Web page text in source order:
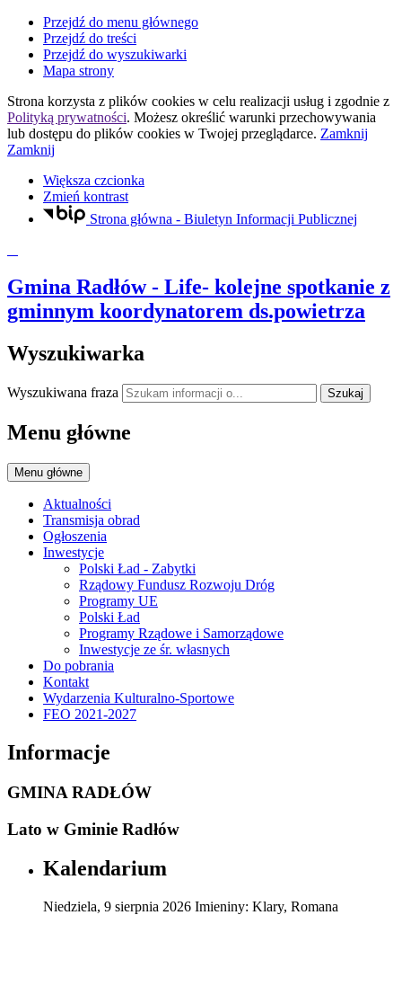
Przejdź do menu głównego
Przejdź do treści
Przejdź do wyszukiwarki
Mapa strony
Strona korzysta z plików cookies w celu realizacji usług i zgodnie z
Polityką prywatności. Możesz określić warunki przechowywania
lub dostępu do plików cookies w Twojej przeglądarce. Zamknij
Zamknij
Większa czcionka
Zmień kontrast
Strona główna - Biuletyn Informacji Publicznej
Gmina Radłów- Life- kolejne spotkanie z
gminnym koordynatorem ds.powietrza
Wyszukiwarka
Wyszukiwana fraza Szukaj
Menu główne
Menu główne
Aktualności
Transmisja obrad
Ogłoszenia
Inwestycje
Polski Ład - Zabytki
Rządowy Fundusz Rozwoju Dróg
Programy UE
Polski Ład
Programy Rządowe i Samorządowe
Inwestycje ze śr. własnych
Do pobrania
Kontakt
Wydarzenia Kulturalno-Sportowe
FEO 2021-2027
Informacje
GMINA RADŁÓW
Lato w Gminie Radłów
Kalendarium
Niedziela, 9 sierpnia 2026 Imieniny: Klary, Romana